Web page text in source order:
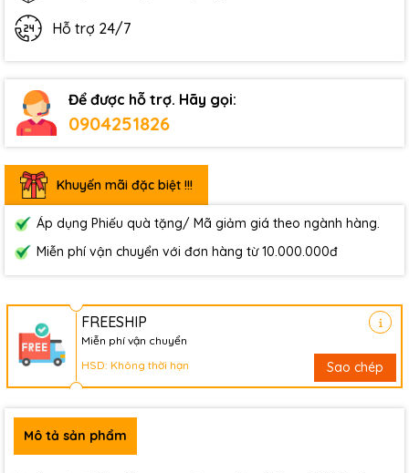
Hỗ trợ 24/7
Để được hỗ trợ. Hãy gọi:
0904251826
Khuyến mãi đặc biệt !!!
Áp dụng Phiếu quà tặng/ Mã giảm giá theo ngành hàng.
Miễn phí vận chuyển với đơn hàng từ 10.000.000đ
FREESHIP
Miễn phí vận chuyển
HSD: Không thời hạn
Sao chép
Mô tả sản phẩm